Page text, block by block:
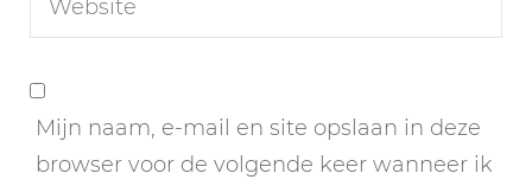
Mijn naam, e-mail en site opslaan in deze
browser voor de volgende keer wanneer ik